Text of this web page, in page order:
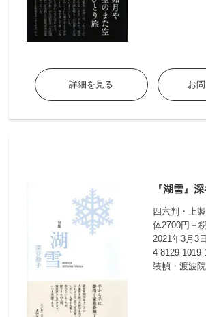
詳細を見る お
『湖雪』
四六判・上
体2700円＋税
2021年3月3
4-8129-1019-1
装幀・渡波